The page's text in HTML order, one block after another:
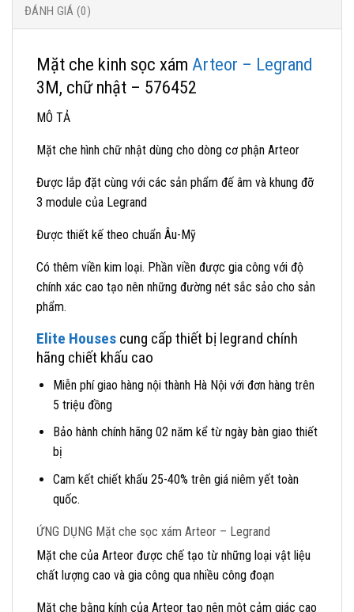
ĐÁNH GIÁ (0)
Mặt che kinh sọc xám Arteor – Legrand
3M, chữ nhật – 576452
MÔ TẢ
Mặt che hình chữ nhật dùng cho dòng cơ phận Arteor
Được lắp đặt cùng với các sản phẩm đế âm và khung đỡ
3 module của Legrand
Được thiết kế theo chuẩn Âu-Mỹ
Có thêm viền kim loại. Phần viền được gia công với độ
chính xác cao tạo nên những đường nét sắc sảo cho sản
phẩm.
Elite Houses cung cấp thiết bị legrand chính
hãng chiết khấu cao
Miễn phí giao hàng nội thành Hà Nội với đơn hàng trên
5 triệu đồng
Bảo hành chính hãng 02 năm kể từ ngày bàn giao thiết
bị
Cam kết chiết khấu 25-40% trên giá niêm yết toàn
quốc.
ỨNG DỤNG Mặt che sọc xám Arteor – Legrand
Mặt che của Arteor được chế tạo từ những loại vật liệu
chất lượng cao và gia công qua nhiều công đoạn
Mặt che bằng kính của Arteor tạo nên một cảm giác cao